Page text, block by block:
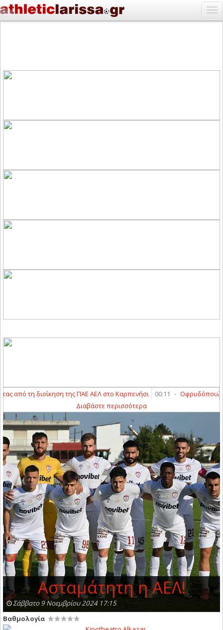
τη διοίκηση της ΠΑΕ ΑΕΛ στο Καρπενήσι 00:11 - Οφρυδόπουλος:
Διαβάστε περισσότερα
Ασταμάτητη η ΑΕΛ!
Σάββατο 9 Νοεμβρίου 2024 17:15
Βαθμολογία